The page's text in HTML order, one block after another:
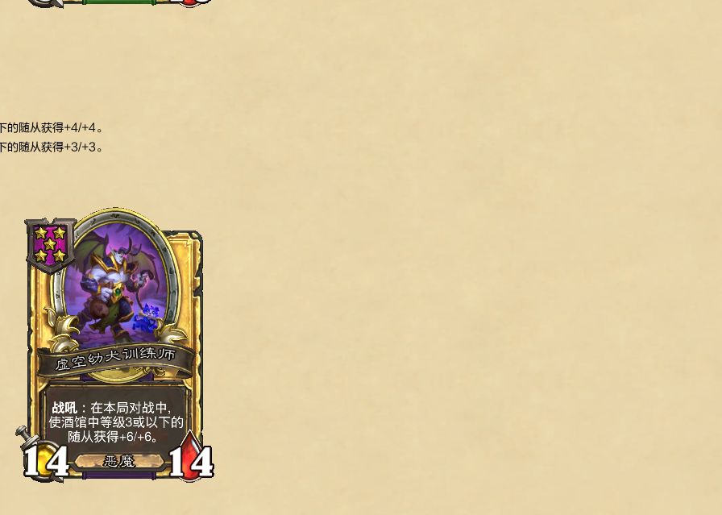
的随从获得+4/+4。
的随从获得+3/+3。